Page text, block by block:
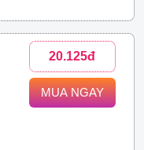
20.125đ
MUA NGAY